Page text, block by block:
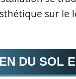
sur le
DU SOL